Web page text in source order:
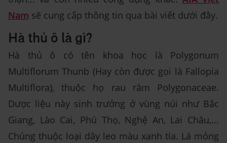
Nam sẽ cung cấp thông tin qua bài viết dưới đây.
Hà thủ ô là gì?
Hà thủ ô có tên khoa học là Polygonum
Multiflorum Thunb (Hay còn được gọi là Fallopia
Multiflora), thuộc họ rau răm Polygonaceae.
Dược liệu này sinh trưởng ở vùng núi như Bắc
Giang, Lào Cai, Phú Thọ, Nghệ An, Lai Châu,...
Chúng thuộc loại dây leo màu xanh tía. Lá mỏng